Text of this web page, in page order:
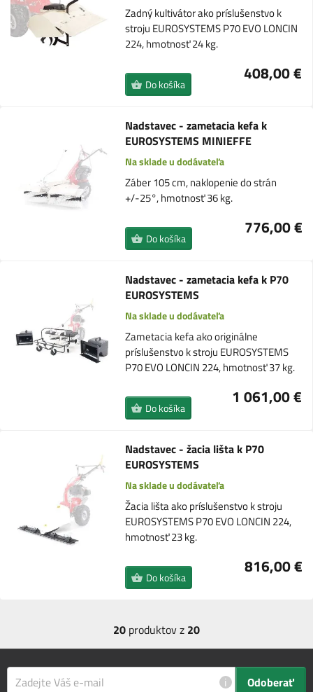
Zadný kultivátor ako príslušenstvo k
stroju EUROSYSTEMS P70 EVO LONCIN
224, hmotnosť 24 kg.
408,00 €
Do košíka
Nadstavec - zametacia kefa k
EUROSYSTEMS MINIEFFE
Na sklade u dodávateľa
Záber 105 cm, naklopenie do strán
+/-25°, hmotnosť 36 kg.
776,00 €
Do košíka
Nadstavec - zametacia kefa k P70
EUROSYSTEMS
Na sklade u dodávateľa
Zametacia kefa ako originálne
príslušenstvo k stroju EUROSYSTEMS
P70 EVO LONCIN 224, hmotnosť 37 kg.
1 061,00 €
Do košíka
Nadstavec - žacia lišta k P70
EUROSYSTEMS
Na sklade u dodávateľa
Žacia lišta ako príslušenstvo k stroju
EUROSYSTEMS P70 EVO LONCIN 224,
hmotnosť 23 kg.
816,00 €
Do košíka
20 produktov z 20
i Odoberať